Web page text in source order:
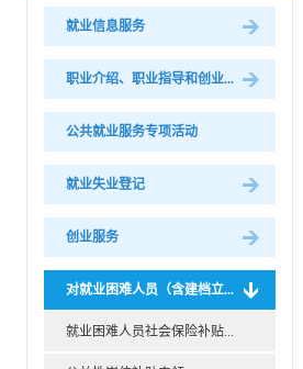
就业信息服务
职业介绍、职业指导和创业...
公共就业服务专项活动
就业失业登记
创业服务
对就业困难人员（含建档立...
就业困难人员社会保险补贴...